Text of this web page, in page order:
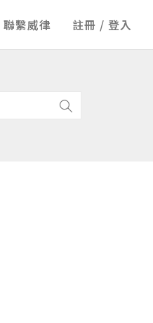
聯繫威律 註冊 / 登入